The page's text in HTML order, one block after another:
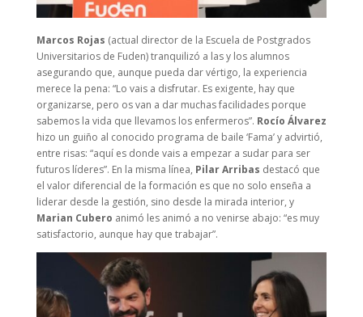
Marcos Rojas (actual director de la Escuela de Postgrados
Universitarios de Fuden) tranquilizó a las y los alumnos
asegurando que, aunque pueda dar vértigo, la experiencia
merece la pena: “Lo vais a disfrutar. Es exigente, hay que
organizarse, pero os van a dar muchas facilidades porque
sabemos la vida que llevamos los enfermeros”. Rocío Álvarez
hizo un guiño al conocido programa de baile ‘Fama’ y advirtió,
entre risas: “aquí es donde vais a empezar a sudar para ser
futuros líderes”. En la misma línea, Pilar Arribas destacó que
el valor diferencial de la formación es que no solo enseña a
liderar desde la gestión, sino desde la mirada interior, y
Marian Cubero animó les animó a no venirse abajo: “es muy
satisfactorio, aunque hay que trabajar”.